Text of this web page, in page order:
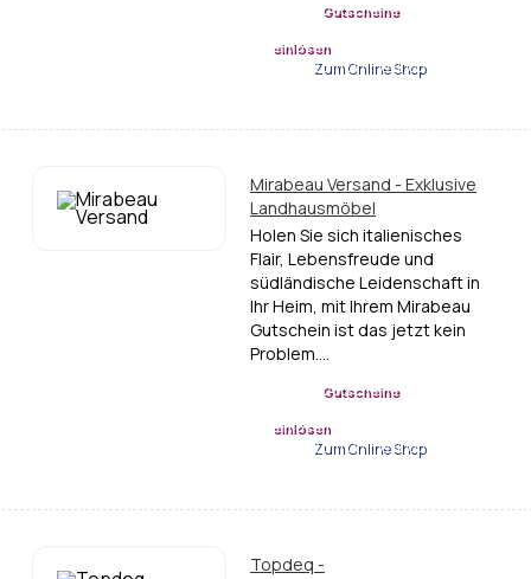
Gutscheine
einlösen
Zum Online Shop
Mirabeau Versand - Exklusive
Landhausmöbel
Holen Sie sich italienisches
Flair, Lebensfreude und
südländische Leidenschaft in
Ihr Heim, mit Ihrem Mirabeau
Gutschein ist das jetzt kein
Problem.…
Gutscheine
einlösen
Zum Online Shop
Topdeq -